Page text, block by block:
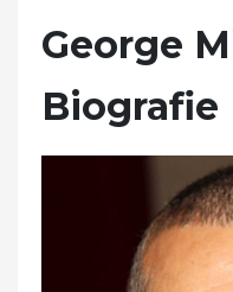
George
Biografie